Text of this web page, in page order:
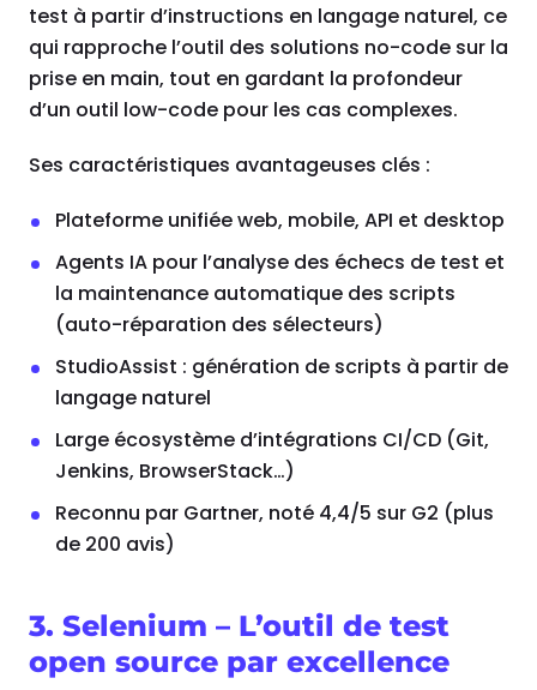
test à partir d’instructions en langage naturel, ce
qui rapproche l’outil des solutions no-code sur la
prise en main, tout en gardant la profondeur
d’un outil low-code pour les cas complexes.
Ses caractéristiques avantageuses clés :
Plateforme unifiée web, mobile, API et desktop
Agents IA pour l’analyse des échecs de test et
la maintenance automatique des scripts
(auto-réparation des sélecteurs)
StudioAssist : génération de scripts à partir de
langage naturel
Large écosystème d’intégrations CI/CD (Git,
Jenkins, BrowserStack…)
Reconnu par Gartner, noté 4,4/5 sur G2 (plus
de 200 avis)
3. Selenium – L’outil de test
open source par excellence